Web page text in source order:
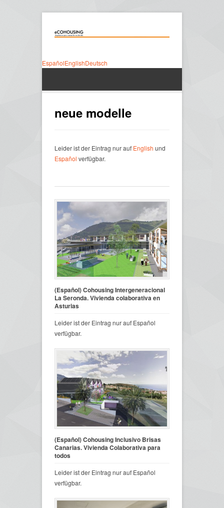
EspañolEnglishDeutsch
neue modelle
Leider ist der Eintrag nur auf English und
Español verfügbar.
(Español) Cohousing Intergeneracional
La Seronda. Vivienda colaborativa en
Asturias
Leider ist der Eintrag nur auf Español
verfügbar.
(Español) Cohousing Inclusivo Brisas
Canarias. Vivienda Colaborativa para
todos
Leider ist der Eintrag nur auf Español
verfügbar.